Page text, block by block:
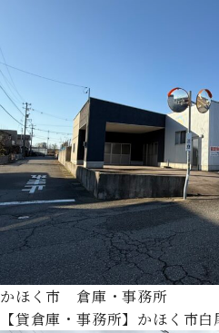
かほく市 倉庫・事務所
【貸倉庫・事務所】かほく市